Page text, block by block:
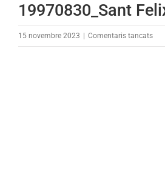
19970830_Sant
15 novembre 2023 Comentaris tancatsa